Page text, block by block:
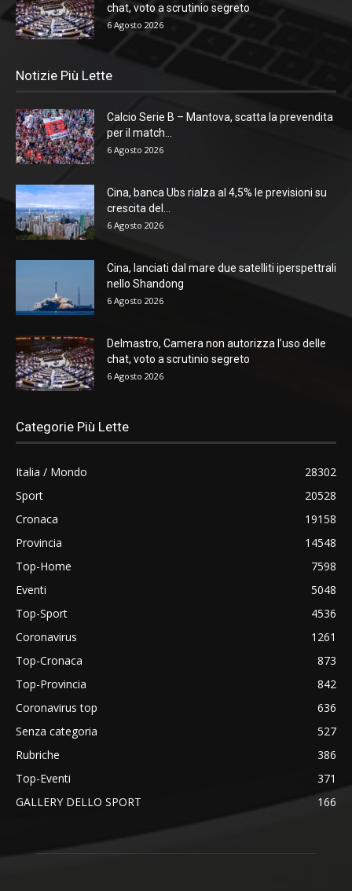
chat, voto a scrutinio segreto
6 Agosto 2026
Notizie Più Lette
Calcio Serie B – Mantova, scatta la prevendita
per il match...
6 Agosto 2026
Cina, banca Ubs rialza al 4,5% le previsioni su
crescita del...
6 Agosto 2026
Cina, lanciati dal mare due satelliti iperspettrali
nello Shandong
6 Agosto 2026
Delmastro, Camera non autorizza l’uso delle
chat, voto a scrutinio segreto
6 Agosto 2026
Categorie Più Lette
Italia / Mondo
28302
Sport
20528
Cronaca
19158
Provincia
14548
Top-Home
7598
Eventi
5048
Top-Sport
4536
Coronavirus
1261
Top-Cronaca
873
Top-Provincia
842
Coronavirus top
636
Senza categoria
527
Rubriche
386
Top-Eventi
371
GALLERY DELLO SPORT
166